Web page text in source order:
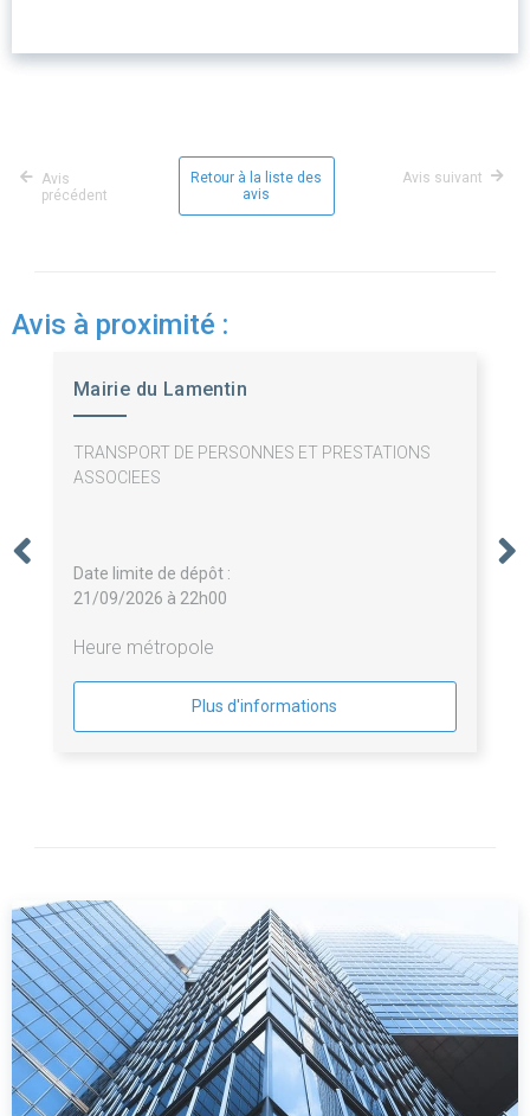
Avis
précédent
Retour à la liste des
avis
Avis suivant
Avis à proximité :
Mairie du Lamentin
TRANSPORT DE PERSONNES ET PRESTATIONS
ASSOCIEES
Date limite de dépôt :
21/09/2026 à 22h00
Heure métropole
Plus d'informations